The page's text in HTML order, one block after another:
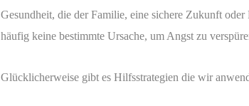
Gesundheit, die der Familie, eine sichere Zukunft
häufig keine bestimmte Ursache, um Angst zu
Glücklicherweise gibt es Hilfsstrategien die wir